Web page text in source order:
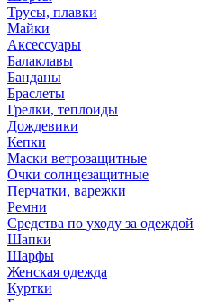
Трусы, плавки
Майки
Аксессуары
Балаклавы
Банданы
Браслеты
Грелки, теплоиды
Дождевики
Кепки
Маски ветрозащитные
Очки солнцезащитные
Перчатки, варежки
Ремни
Средства по уходу за одеждой
Шапки
Шарфы
Женская одежда
Куртки